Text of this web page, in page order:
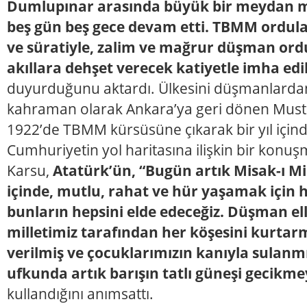
Dumlupınar arasında büyük bir meydan
beş gün beş gece devam etti. TBMM
ve süratiyle, zalim ve mağrur düşman
akıllara dehşet verecek katiyetle imha
duyurduğunu aktardı. Ülkesini
kahraman olarak Ankara’ya geri dönen
1922’de TBMM kürsüsüne çıkarak bir yıl
Cumhuriyetin yol haritasına ilişkin bir
Karsu, Atatürk’ün, “Bugün artık Misak-ı
içinde, mutlu, rahat ve hür yaşamak için
bunların hepsini elde edeceğiz. Düşman
milletimiz tarafından her köşesini
verilmiş ve çocuklarımızın kanıyla
ufkunda artık barışın tatlı güneşi
kullandığını anımsattı.